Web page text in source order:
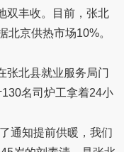
双丰收。目前，张北
北京供热市场10%。
张北县就业服务局门
名司炉工拿着24小
通知提前供暖，我们